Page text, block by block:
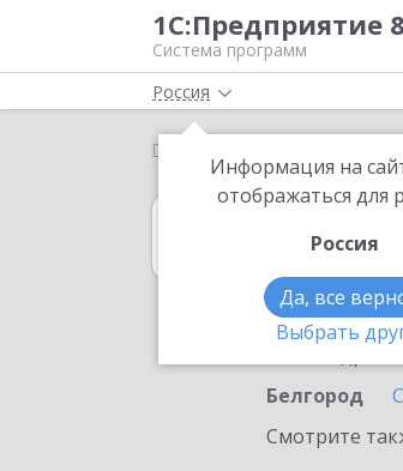
1С:Предприятие 8
Система программ
Россия
Информация на
отображаться для
Россия
Да, все
Выбрать
Главная
в
Белгород
Смотрите